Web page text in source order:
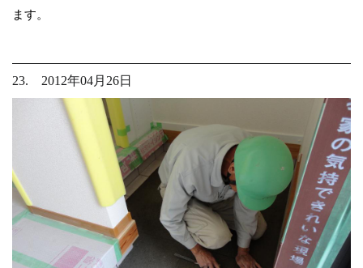
ます。
23. 2012年04月26日